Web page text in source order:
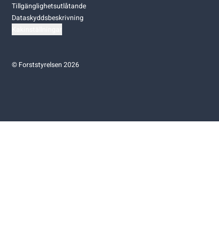
Tillgänglighetsutlåtande
Dataskyddsbeskrivning
©Forststyrelsen 2026